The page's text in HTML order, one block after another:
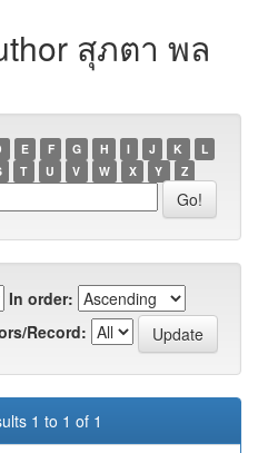
สุภตา พล
E F G H I J K
L
T U V W X Y Z
In order:
Record:
1 to 1 of 1